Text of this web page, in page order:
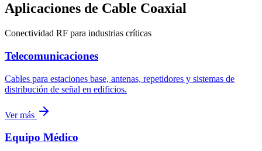
Aplicaciones de Cable Coaxial
Conectividad RF para industrias críticas
Telecomunicaciones
Cables para estaciones base, antenas, repetidores y sistemas de
distribución de señal en edificios.
Ver más
Equipo Médico